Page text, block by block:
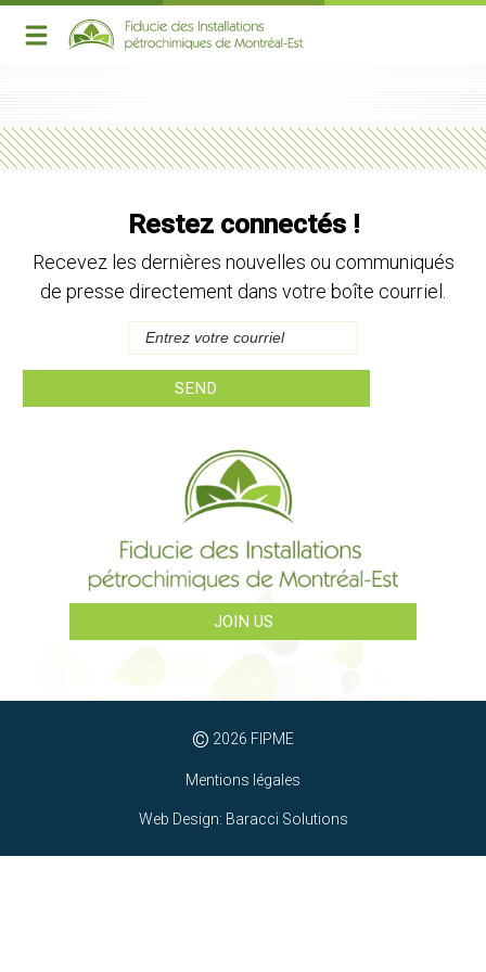
Restez connectés !
Recevez les dernières nouvelles ou communiqués
de presse directement dans votre boîte courriel.
SEND
JOIN US
© 2026 FIPME
Mentions légales
Web Design: Baracci Solutions